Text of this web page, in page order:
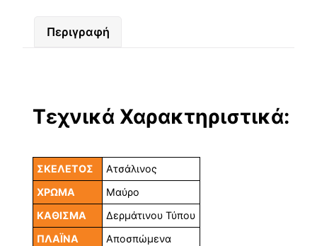
Περιγραφή
Τεχνικά Χαρακτηριστικά:
ΣΚΕΛΕΤΟΣ
Ατσάλινος
ΧΡΩΜΑ
Μαύρο
ΚΑΘΙΣΜΑ
Δερμάτινου Τύπου
ΠΛΑΪΝΑ
Αποσπώμενα